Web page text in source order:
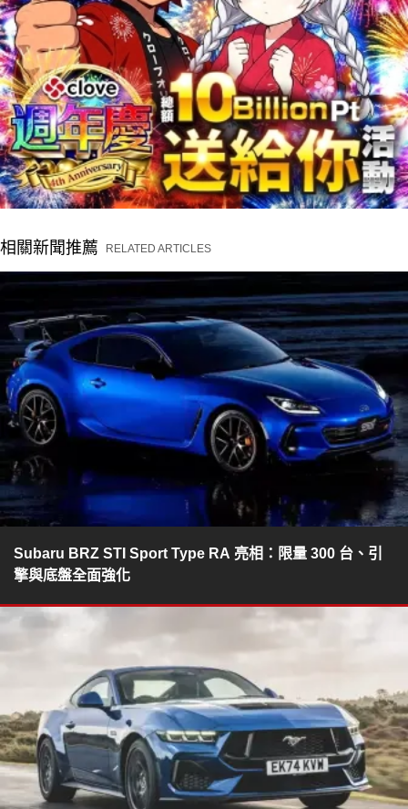
相關新聞推薦 RELATED ARTICLES
Subaru BRZ STI Sport Type RA 亮相：限量 300 台、引
擎與底盤全面強化